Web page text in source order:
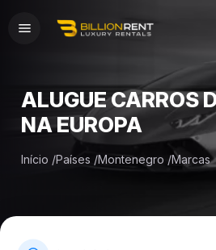
ALUGUE CARROS
NA EUROPA
Início /Países /Montenegro /Marcas